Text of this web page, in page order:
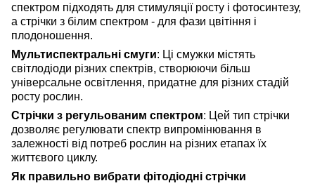
спектром підходять для стимуляції росту і фотосинтезу,
а стрічки з білим спектром - для фази цвітіння і
плодоношення.
Мультиспектральні смуги: Ці смужки містять
світлодіоди різних спектрів, створюючи більш
універсальне освітлення, придатне для різних стадій
росту рослин.
Стрічки з регульованим спектром: Цей тип стрічки
дозволяє регулювати спектр випромінювання в
залежності від потреб рослин на різних етапах їх
життєвого циклу.
Як правильно вибрати фітодіодні стрічки